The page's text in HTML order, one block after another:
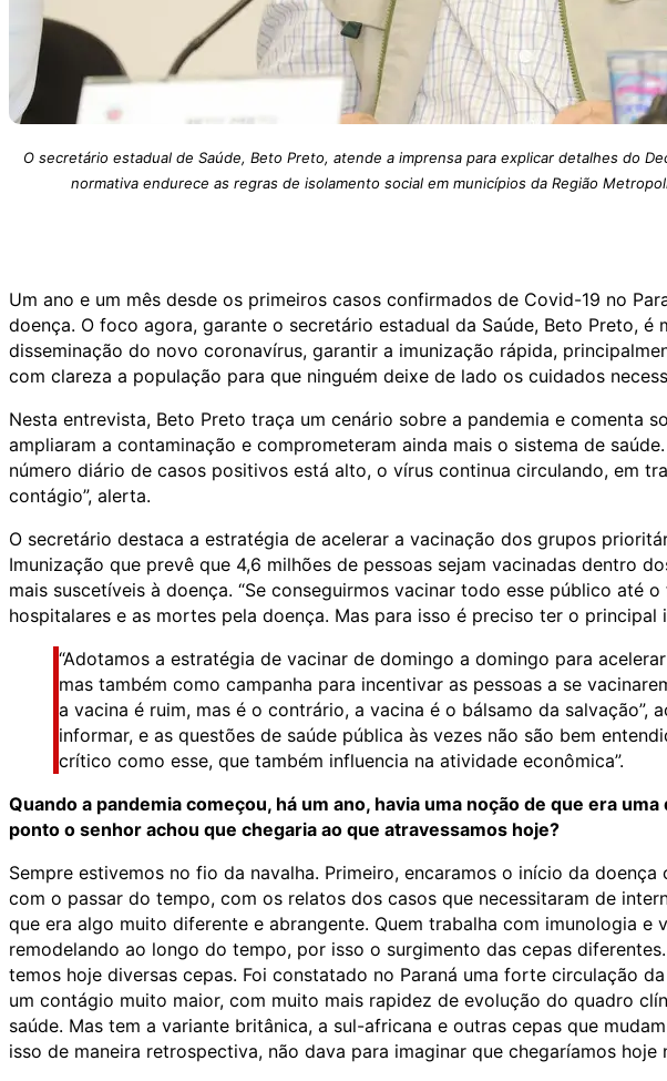
O secretário estadual de Saúde, Beto Preto, atende a imprensa para explicar detalhes do
normativa endurece as regras de isolamento social em municípios da Região
Um ano e um mês desde os primeiros casos confirmados de Covid-19 no
doença. O foco agora, garante o secretário estadual da Saúde, Beto Preto,
disseminação do novo coronavírus, garantir a imunização rápida,
com clareza a população para que ninguém deixe de lado os cuidados
Nesta entrevista, Beto Preto traça um cenário sobre a pandemia e comenta
ampliaram a contaminação e comprometeram ainda mais o sistema de
número diário de casos positivos está alto, o vírus continua circulando, em
contágio”, alerta.
O secretário destaca a estratégia de acelerar a vacinação dos grupos
Imunização que prevê que 4,6 milhões de pessoas sejam vacinadas dentro
mais suscetíveis à doença. “Se conseguirmos vacinar todo esse público até
hospitalares e as mortes pela doença. Mas para isso é preciso ter o principal
“Adotamos a estratégia de vacinar de domingo a domingo para
mas também como campanha para incentivar as pessoas a se
a vacina é ruim, mas é o contrário, a vacina é o bálsamo da salvação”,
informar, e as questões de saúde pública às vezes não são bem
crítico como esse, que também influencia na atividade econômica”.
Quando a pandemia começou, há um ano, havia uma noção de que era
ponto o senhor achou que chegaria ao que atravessamos hoje?
Sempre estivemos no fio da navalha. Primeiro, encaramos o início da
com o passar do tempo, com os relatos dos casos que necessitaram de
que era algo muito diferente e abrangente. Quem trabalha com imunologia e
remodelando ao longo do tempo, por isso o surgimento das cepas
temos hoje diversas cepas. Foi constatado no Paraná uma forte circulação da
um contágio muito maior, com muito mais rapidez de evolução do quadro
saúde. Mas tem a variante britânica, a sul-africana e outras cepas que
isso de maneira retrospectiva, não dava para imaginar que chegaríamos hoje